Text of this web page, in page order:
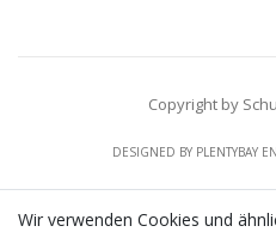
Copyright by
DESIGNED BY PLENTYBAY
Wir verwenden Cookies und